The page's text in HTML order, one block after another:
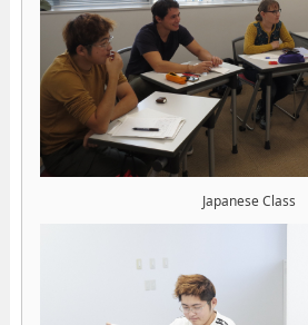
Japanese Class